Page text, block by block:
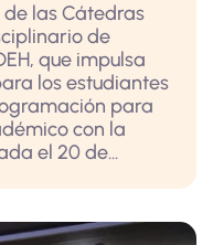
las Cátedras
de
que impulsa
los estudiantes
para
con la
el 20 de...